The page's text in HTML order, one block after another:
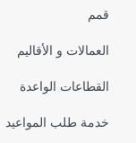
de
page
قمم
العمالات و الأقاليم
القطاعات الواعدة
خدمة طلب المواعيد